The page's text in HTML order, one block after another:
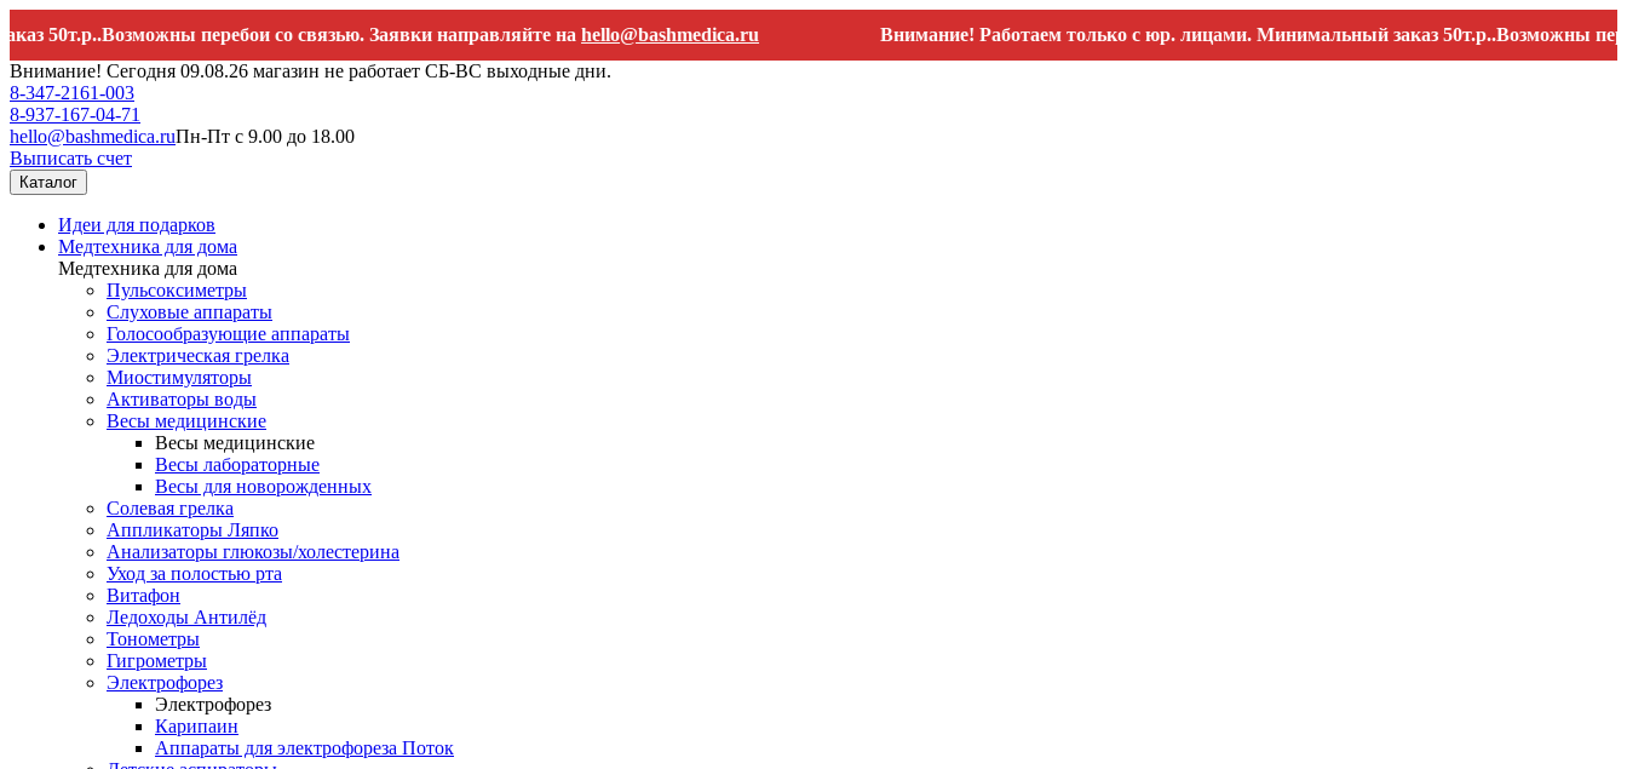
перебои со связью. Заявки направляйте наhello@bashmedica.ru
Внимание! Работаем только с юр. лицами. Минимальный заказ 50т.р..Возможны перебои
Внимание! Сегодня 09.08.26 магазин не работает СБ-ВС выходные дни.
8-347-2161-003
8-937-167-04-71
hello@bashmedica.ruПн-Пт с 9.00 до 18.00
Выписать счет
Каталог
Идеи для подарков
Медтехника для дома
Медтехника для дома
Пульсоксиметры
Слуховые аппараты
Голосообразующие аппараты
Электрическая грелка
Миостимуляторы
Активаторы воды
Весы медицинские
Весы медицинские
Весы лабораторные
Весы для новорожденных
Солевая грелка
Аппликаторы Ляпко
Анализаторы глюкозы/холестерина
Уход за полостью рта
Витафон
Ледоходы Антилёд
Тонометры
Гигрометры
Электрофорез
Электрофорез
Карипаин
Аппараты для электрофореза Поток